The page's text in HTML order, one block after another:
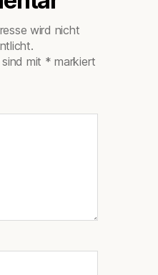
wird nicht
mit * markiert